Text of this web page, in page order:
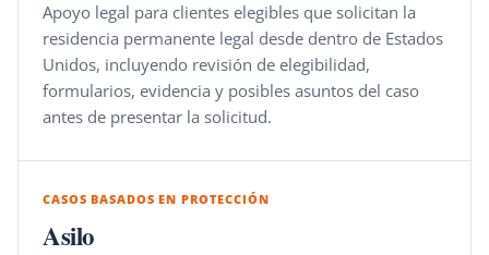
Apoyo legal para clientes elegibles que solicitan la
residencia permanente legal desde dentro de Estados
Unidos, incluyendo revisión de elegibilidad,
formularios, evidencia y posibles asuntos del caso
antes de presentar la solicitud.
CASOS BASADOS EN PROTECCIÓN
Asilo